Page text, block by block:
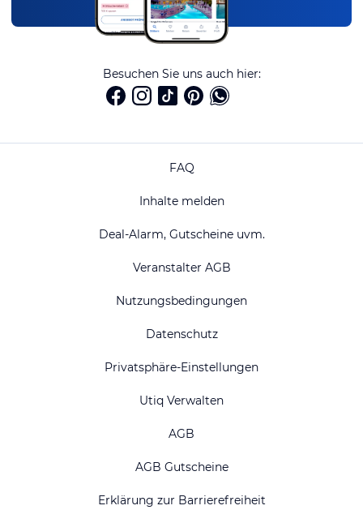
Besuchen Sie uns auch hier:
FAQ
Inhalte melden
Deal-Alarm, Gutscheine uvm.
Veranstalter AGB
Nutzungsbedingungen
Datenschutz
Privatsphäre-Einstellungen
Utiq Verwalten
AGB
AGB Gutscheine
Erklärung zur Barrierefreiheit